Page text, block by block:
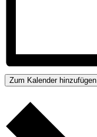
Zum Kalender hinzufügen